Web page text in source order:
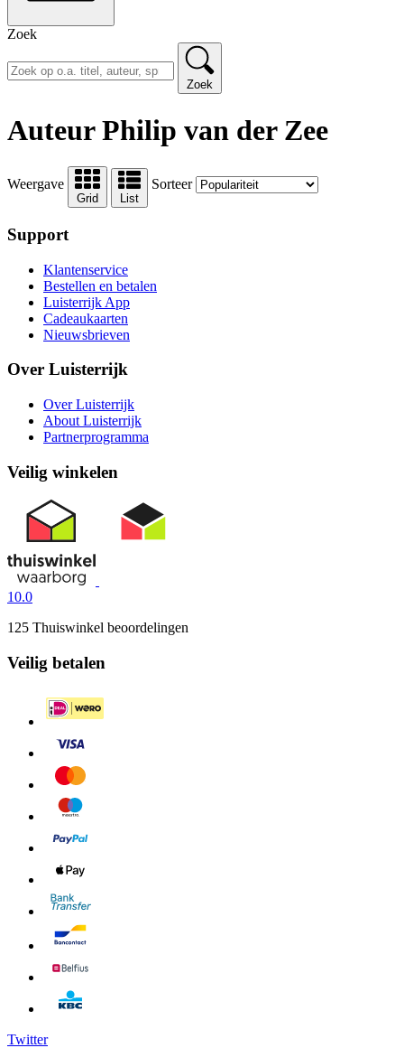
Zoek
Zoek
Auteur Philip van der Zee
Weergave
Grid List
Sorteer
Support
Klantenservice
Bestellen en betalen
Luisterrijk App
Cadeaukaarten
Nieuwsbrieven
Over Luisterrijk
Over Luisterrijk
About Luisterrijk
Partnerprogramma
Veilig winkelen
10.0
125 Thuiswinkel beoordelingen
Veilig betalen
Twitter